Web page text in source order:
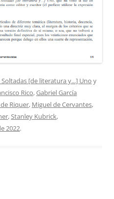
Soltadas [de literatura y...] Uno y
Rico,Gabriel García
Riquer, Miguel de Cervantes,
,Stanley Kubrick,
2022.